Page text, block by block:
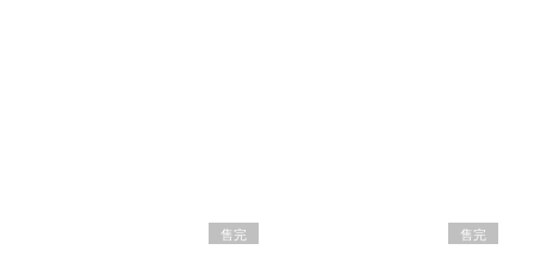
售完 售完